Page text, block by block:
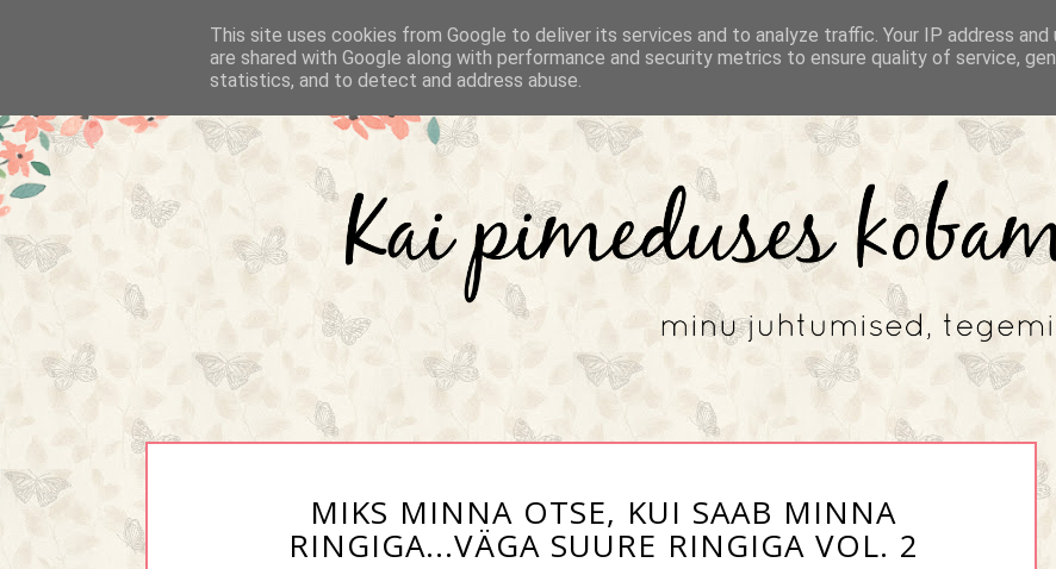
MIKS MINNA OTSE, KUI SAAB MINNA
RINGIGA...VÄGA SUURE RINGIGA VOL. 2
This site uses cookies from Google to deliver its services and to analyze traffic. Your IP address and
are shared with Google along with performance and security metrics to ensure quality of service,
statistics, and to detect and address abuse.